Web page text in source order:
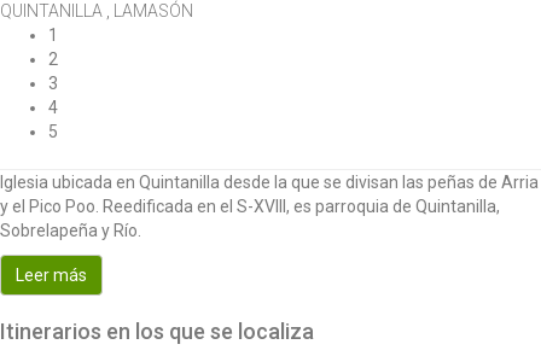
QUINTANILLA , LAMASÓN
1
2
3
4
5
Iglesia ubicada en Quintanilla desde la que se divisan las peñas de Arria
y el Pico Poo. Reedificada en el S-XVIII, es parroquia de Quintanilla,
Sobrelapeña y Río.
Leer más
Itinerarios en los que se localiza